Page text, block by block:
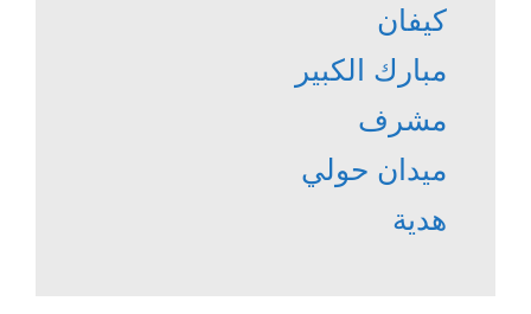
كيفان
مبارك الكبير
مشرف
ميدان حولي
هدية